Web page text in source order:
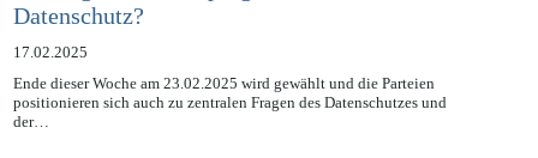
Was sagen die Wahlprogramme über
Datenschutz?
17.02.2025
Ende dieser Woche am 23.02.2025 wird gewählt und die Parteien
positionieren sich auch zu zentralen Fragen des Datenschutzes und